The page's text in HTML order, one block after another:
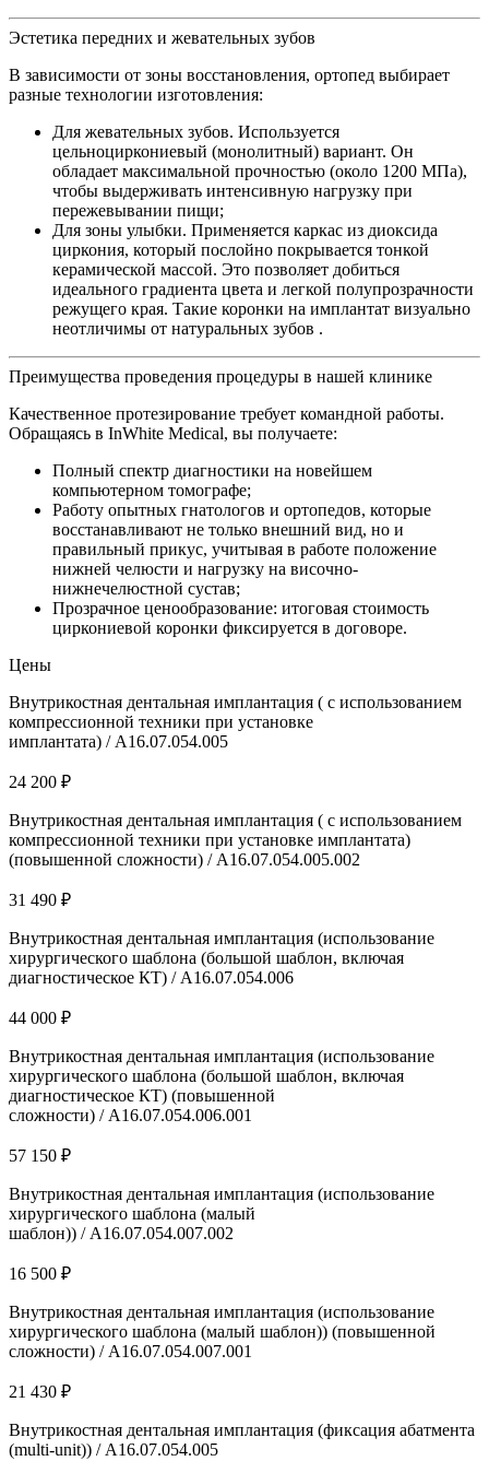
Эстетика передних и жевательных зубов
В зависимости от зоны восстановления, ортопед выбирает
разные технологии изготовления:
Для жевательных зубов. Используется
цельноциркониевый (монолитный) вариант. Он
обладает максимальной прочностью (около 1200 МПа),
чтобы выдерживать интенсивную нагрузку при
пережевывании пищи;
Для зоны улыбки. Применяется каркас из диоксида
циркония, который послойно покрывается тонкой
керамической массой. Это позволяет добиться
идеального градиента цвета и легкой полупрозрачности
режущего края. Такие коронки на имплантат визуально
неотличимы от натуральных зубов .
Преимущества проведения процедуры в нашей клинике
Качественное протезирование требует командной работы.
Обращаясь в InWhite Medical, вы получаете:
Полный спектр диагностики на новейшем
компьютерном томографе;
Работу опытных гнатологов и ортопедов, которые
восстанавливают не только внешний вид, но и
правильный прикус, учитывая в работе положение
нижней челюсти и нагрузку на височно-
нижнечелюстной сустав;
Прозрачное ценообразование: итоговая стоимость
циркониевой коронки фиксируется в договоре.
Цены
Внутрикостная дентальная имплантация ( с использованием
компрессионной техники при установке
имплантата) / А16.07.054.005
24 200 ₽
Внутрикостная дентальная имплантация ( с использованием
компрессионной техники при установке имплантата)
(повышенной сложности) / А16.07.054.005.002
31 490 ₽
Внутрикостная дентальная имплантация (использование
хирургического шаблона (большой шаблон, включая
диагностическое КТ) / А16.07.054.006
44 000 ₽
Внутрикостная дентальная имплантация (использование
хирургического шаблона (большой шаблон, включая
диагностическое КТ) (повышенной
сложности) / А16.07.054.006.001
57 150 ₽
Внутрикостная дентальная имплантация (использование
хирургического шаблона (малый
шаблон)) / А16.07.054.007.002
16 500 ₽
Внутрикостная дентальная имплантация (использование
хирургического шаблона (малый шаблон)) (повышенной
сложности) / А16.07.054.007.001
21 430 ₽
Внутрикостная дентальная имплантация (фиксация абатмента
(multi-unit)) / А16.07.054.005